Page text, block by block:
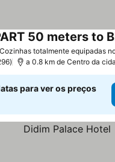
Cozinhas totalmente equipadas
a 0.8 km de Centro da
para ver os preços